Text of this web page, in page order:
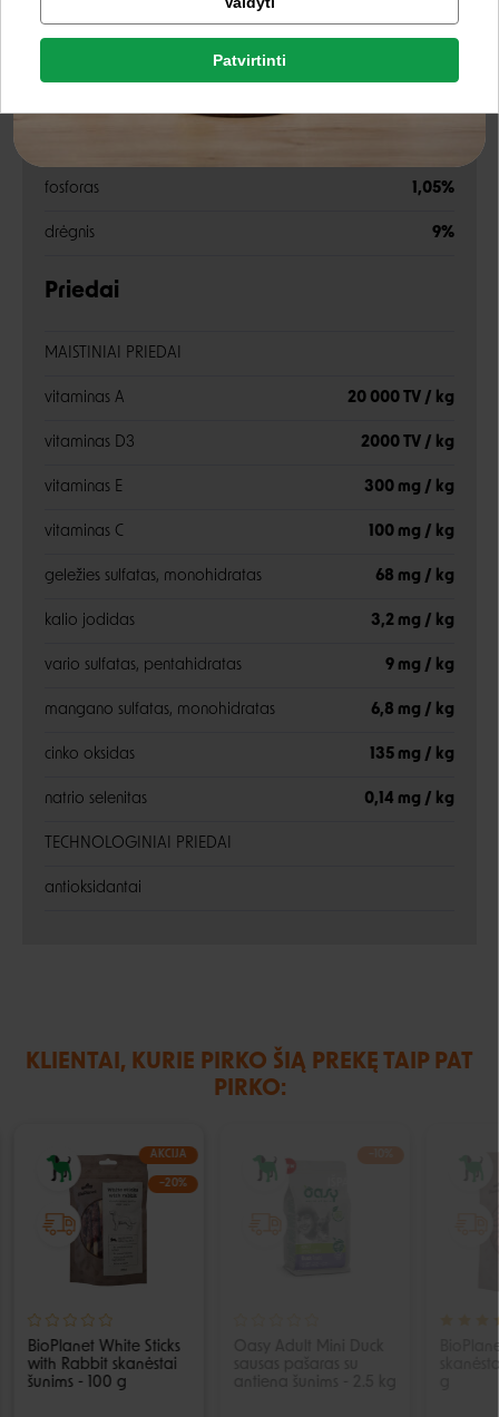
Rašyti atsiliepimą
fosforas 1,05%
drėgnis 9%
Priedai
MAISTINIAI PRIEDAI
vitaminas A 20 000 TV / kg
vitaminas D3 2000 TV / kg
vitaminas E 300 mg / kg
vitaminas C 100 mg / kg
geležies sulfatas, monohidratas 68 mg / kg
kalio jodidas 3,2 mg / kg
vario sulfatas, pentahidratas 9 mg / kg
mangano sulfatas, monohidratas 6,8 mg / kg
cinko oksidas 135 mg / kg
natrio selenitas 0,14 mg / kg
TECHNOLOGINIAI PRIEDAI
antioksidantai
KLIENTAI, KURIE PIRKO ŠIĄ PREKĘ TAIP PAT
PIRKO:
AKCIJA
−20%
BioPlanet White Sticks
with Rabbit skanėstai
šunims - 100 g
Rašyti atsiliepimą
Facebook
Patvirtinti